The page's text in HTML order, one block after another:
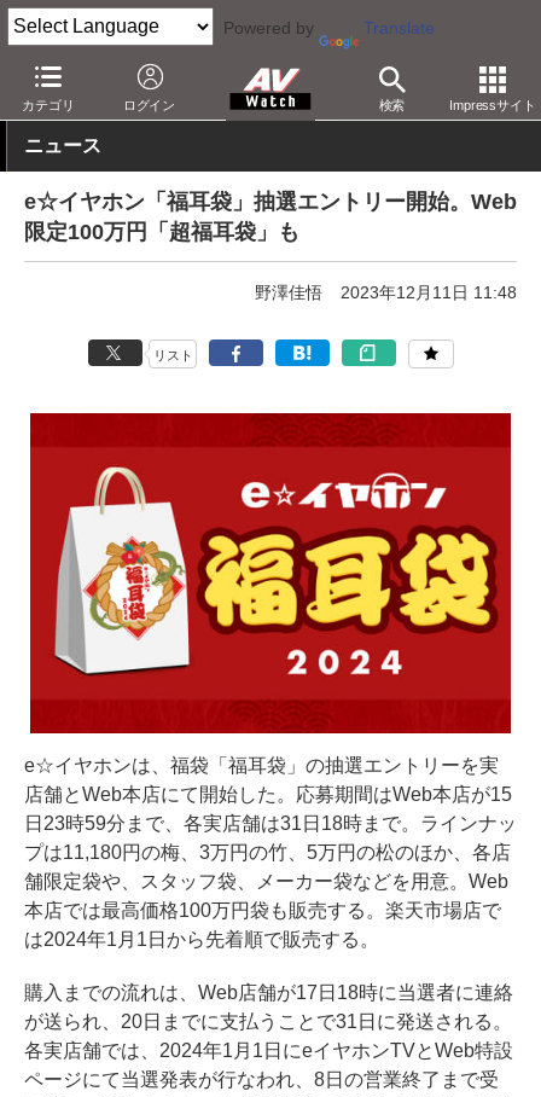
Powered by Translate
カテゴリ ログイン 検索 Impressサイト
AV Watch 動向 ショップ イベント
ニュース
e☆イヤホン「福耳袋」抽選エントリー開始。Web
限定100万円「超福耳袋」も
野澤佳悟 2023年12月11日 11:48
リスト
e☆イヤホンは、福袋「福耳袋」の抽選エントリーを実
店舗とWeb本店にて開始した。応募期間はWeb本店が15
日23時59分まで、各実店舗は31日18時まで。ラインナッ
プは11,180円の梅、3万円の竹、5万円の松のほか、各店
舗限定袋や、スタッフ袋、メーカー袋などを用意。Web
本店では最高価格100万円袋も販売する。楽天市場店で
は2024年1月1日から先着順で販売する。
購入までの流れは、Web店舗が17日18時に当選者に連絡
が送られ、20日までに支払うことで31日に発送される。
各実店舗では、2024年1月1日にeイヤホンTVとWeb特設
ページにて当選発表が行なわれ、8日の営業終了まで受